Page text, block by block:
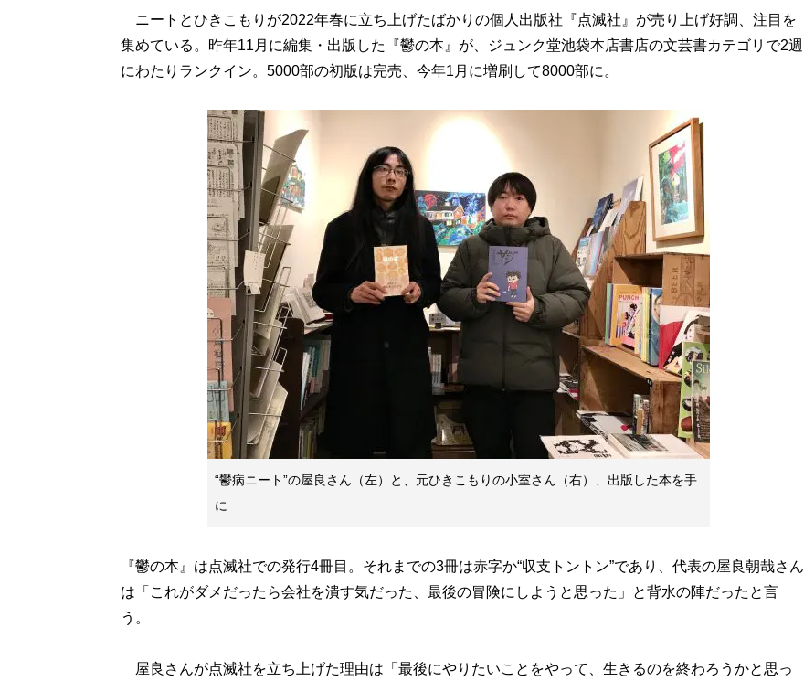
ニートとひきこもりが2022年春に立ち上げたばかりの個人出版社『点滅社』が売り上げ好調、注目を
集めている。昨年11月に編集・出版した『鬱の本』が、ジュンク堂池袋本店書店の文芸書カテゴリで2週
にわたりランクイン。5000部の初版は完売、今年1月に増刷して8000部に。
“鬱病ニート”の屋良さん（左）と、元ひきこもりの小室さん（右）、出版した本を手
に
『鬱の本』は点滅社での発行4冊目。それまでの3冊は赤字か“収支トントン”であり、代表の屋良朝哉さん
は「これがダメだったら会社を潰す気だった、最後の冒険にしようと思った」と背水の陣だったと言
う。
屋良さんが点滅社を立ち上げた理由は「最後にやりたいことをやって、生きるのを終わろうかと思っ